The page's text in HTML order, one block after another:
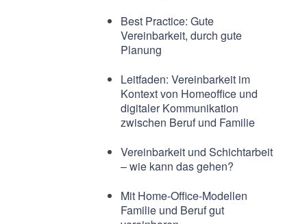
Best Practice: Gute
Vereinbarkeit, durch gute
Planung
Leitfaden: Vereinbarkeit im
Kontext von Homeoffice und
digitaler Kommunikation
zwischen Beruf und Familie
Vereinbarkeit und Schichtarbeit
– wie kann das gehen?
Mit Home-Office-Modellen
Familie und Beruf gut